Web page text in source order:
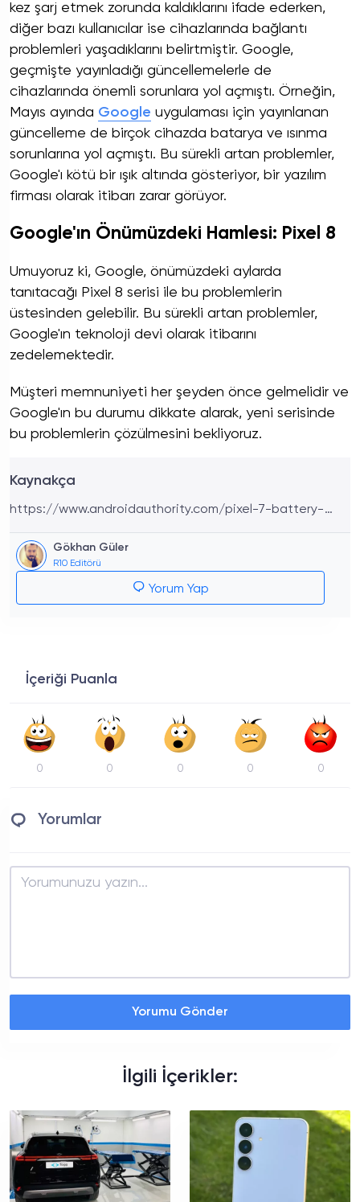
kez şarj etmek zorunda kaldıklarını ifade ederken,
diğer bazı kullanıcılar ise cihazlarında bağlantı
problemleri yaşadıklarını belirtmiştir. Google,
geçmişte yayınladığı güncellemelerle de
cihazlarında önemli sorunlara yol açmıştı. Örneğin,
Mayıs ayında Google uygulaması için yayınlanan
güncelleme de birçok cihazda batarya ve ısınma
sorunlarına yol açmıştı. Bu sürekli artan problemler,
Google'ı kötü bir ışık altında gösteriyor, bir yazılım
firması olarak itibarı zarar görüyor.
Google'ın Önümüzdeki Hamlesi: Pixel 8
Umuyoruz ki, Google, önümüzdeki aylarda
tanıtacağı Pixel 8 serisi ile bu problemlerin
üstesinden gelebilir. Bu sürekli artan problemler,
Google'ın teknoloji devi olarak itibarını
zedelemektedir.
Müşteri memnuniyeti her şeyden önce gelmelidir ve
Google'ın bu durumu dikkate alarak, yeni serisinde
bu problemlerin çözülmesini bekliyoruz.
Kaynakça
https://www.androidauthority.com/pixel-7-battery-
drain-issues-3339414/
Gökhan Güler
R10 Editörü
Yorum Yap
İçeriği Puanla
0 0 0 0 0
Yorumlar
Yorumu Gönder
İlgili İçerikler: